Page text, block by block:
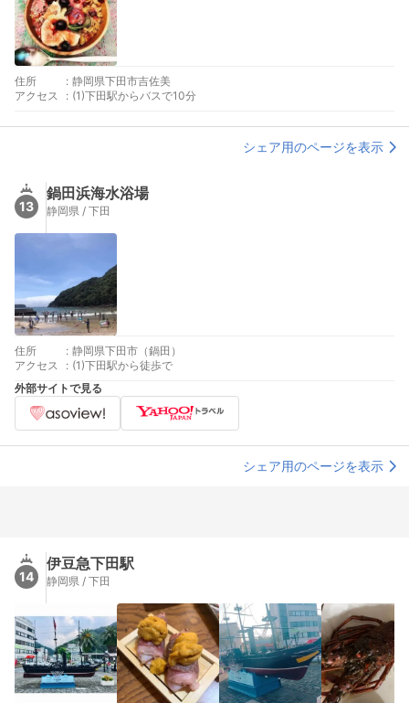
住所 : 静岡県下田市吉佐美
アクセス
: (1)下田駅からバスで10分
シェア用のページを表示
13
鍋田浜海水浴場
静岡県 / 下田
住所 : 静岡県下田市（鍋田）
アクセス
: (1)下田駅から徒歩で
外部サイトで見る
シェア用のページを表示
14
伊豆急下田駅
静岡県 / 下田